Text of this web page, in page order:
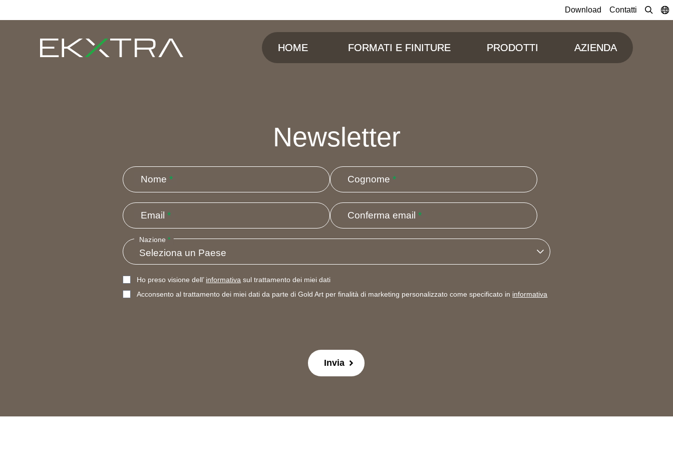
Download Contatti
HOME FORMATI E FINITURE PRODOTTI AZIENDA
Newsletter
Nome * Cognome*
Email * Conferma email*
Nazione*
Ho preso visione dell’ informativa sul trattamento dei miei dati
Acconsento al trattamento dei miei dati da parte di Gold Art per finalità di marketing personalizzato come specificato in informativa
Invia